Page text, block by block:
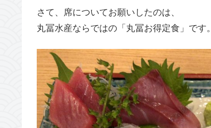
さて、席についてお願いしたのは、
丸冨水産ならではの「丸冨お得定食」です。